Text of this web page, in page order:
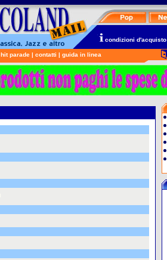
condizioni d'acquisto
hit parade | contatti | guida in linea